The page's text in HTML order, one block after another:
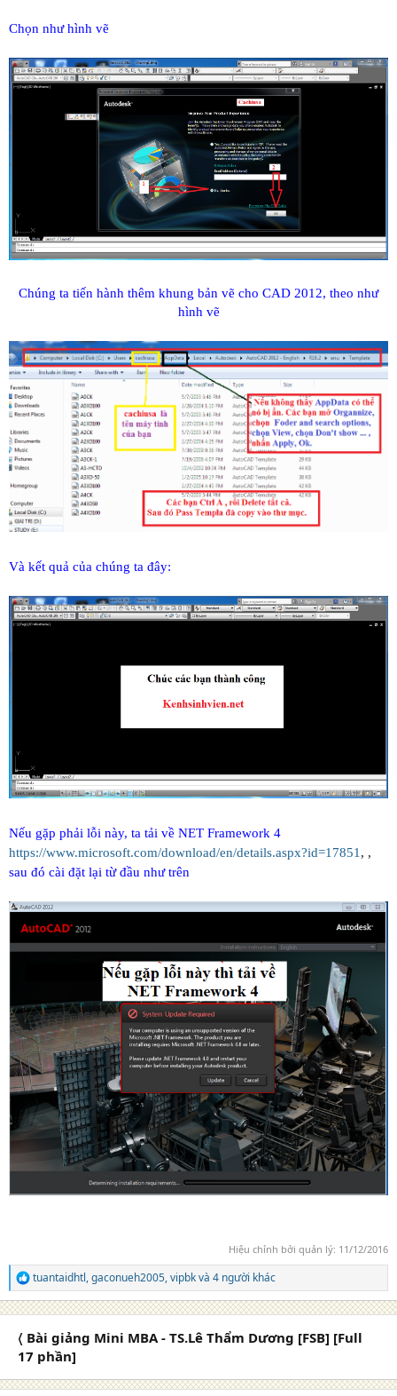
Chọn như hình vẽ
Chúng ta tiến hành thêm khung bản vẽ cho CAD 2012, theo như
hình vẽ
Và kết quả của chúng ta đây:
Nếu gặp phải lỗi này, ta tải về NET Framework 4
https://www.microsoft.com/download/en/details.aspx?id=17851 , ,
sau đó cài đặt lại từ đầu như trên
Hiệu chỉnh bởi quản lý: 11/12/2016
R
e
a
n
tuantaidhtl,gaconueh2005,vipbkvà 4 người khác
〈 Bài giảng Mini MBA - TS.Lê Thẩm Dương [FSB] [Full
17 phần]